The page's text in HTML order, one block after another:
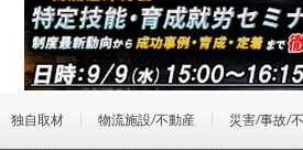
独自取材 物流施設/不動産 災害/事故/